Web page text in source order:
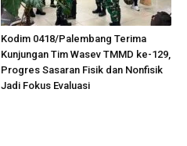
Kodim 0418/Palembang Terima
Kunjungan Tim Wasev TMMD ke-129,
Progres Sasaran Fisik dan Nonfisik
Jadi Fokus Evaluasi